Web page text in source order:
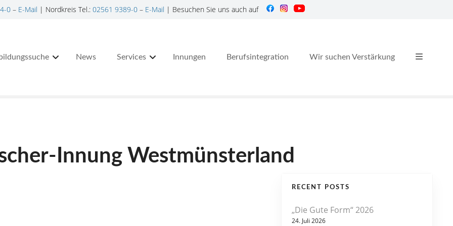
0– E-Mail | Nordkreis Tel.: 02561 9389-0– E-Mail | Besuchen Sie uns auch auf
News Services Innungen Berufsintegration Wir suchen Verstärkung
Innung Westmünsterland
RECENT POSTS
„Die Gute Form“ 2026
24. Juli 2026